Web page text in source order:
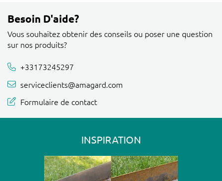
Besoin D'aide?
Vous souhaitez obtenir des conseils ou poser une question
sur nos produits?
+33173245297
serviceclients@amagard.com
Formulaire de contact
INSPIRATION